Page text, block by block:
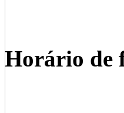
Horário de